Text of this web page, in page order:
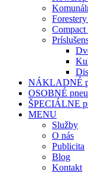
Compact
NÁKLADNÉ
OSOBNÉ
ŠPECIÁLNE
MENU
Služby
O nás
Publicita
Blog
Kontakt